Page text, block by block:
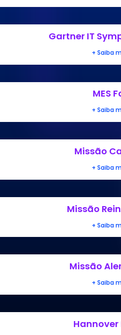
Gartner IT
+ Saiba
MES
+ Saiba
Missão
+ Saiba
Missão
+ Saiba
Missão
+ Saiba
Hannover